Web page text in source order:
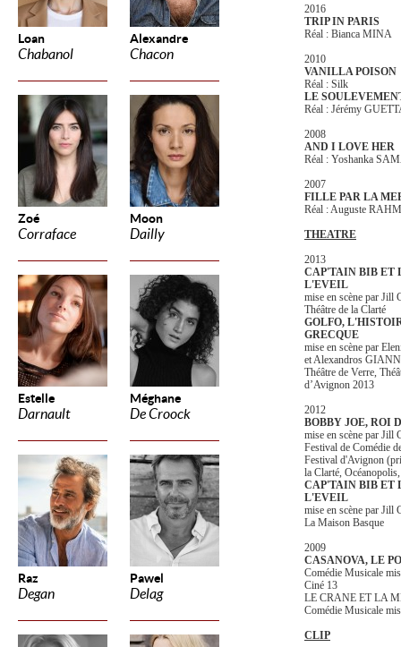
Loan
Chabanol
Alexandre
Chacon
Zoé
Corraface
Moon
Dailly
Estelle
Darnault
Méghane
De Croock
Raz
Degan
Pawel
Delag
2016
TRIP IN PARIS
Réal : Bianca MINA
2010
VANILLA POISON
Réal : Silk
LE
Réal : Jérémy
2008
AND I LOVE HER
Réal : Yoshanka
2007
FILLE PAR LA
Réal : Auguste
THEATRE
2013
CAP'TAIN BIB ET
L'EVEIL
mise en scène par Jill
Théâtre de la Clarté
GOLFO,
GRECQUE
mise en scène par
et Alexandros
Théâtre de Verre,
d’Avignon 2013
2012
BOBBY JOE, ROI
mise en scène par Jill
Festival de Comédie
Festival d'Avignon
la Clarté,
CAP'TAIN BIB ET
L'EVEIL
mise en scène par Jill
La Maison Basque
2009
CASANOVA, LE
Comédie Musicale
Ciné 13
LE CRANE ET LA
Comédie Musicale
CLIP